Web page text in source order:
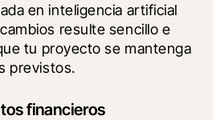
en inteligencia artificial
resulte sencillo e
tu proyecto se mantenga
previstos.
financieros